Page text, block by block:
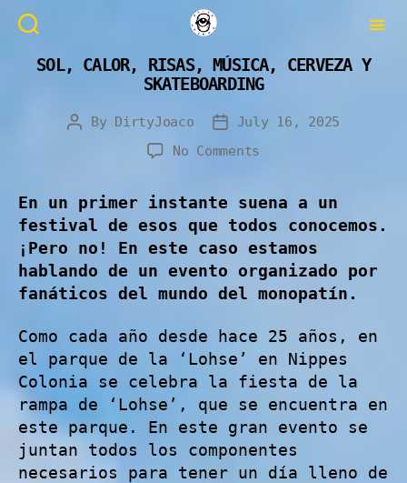
SOL, CALOR, RISAS, MÚSICA, CERVEZA Y
SKATEBOARDING
By DirtyJoaco
July 16, 2025
No Comments
En un primer instante suena a un
festival de esos que todos conocemos.
¡Pero no! En este caso estamos
hablando de un evento organizado por
fanáticos del mundo del monopatín.
Como cada año desde hace 25 años, en
el parque de la ‘Lohse’ en Nippes
Colonia se celebra la fiesta de la
rampa de ‘Lohse’, que se encuentra en
este parque. En este gran evento se
juntan todos los componentes
necesarios para tener un día lleno de